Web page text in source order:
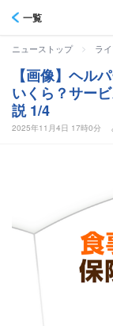
一覧
ニューストップ > ラ
【画像】ヘル
いくら？サー
説 1/4
2025年11月4日 17時0分